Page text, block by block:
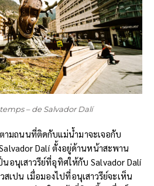
– de Salvador Dalí
ามถนนที่ติดกับแม่น้ำมาจะเจอกับ
Dalí ตั้งอยู่ด้านหน้าสะพาน
อนุเสาวรีย์ที่อุทิศให้กับ Salvador Dalí
สเปน เมื่อมองไปที่อนุเสาวรีย์จะเห็น